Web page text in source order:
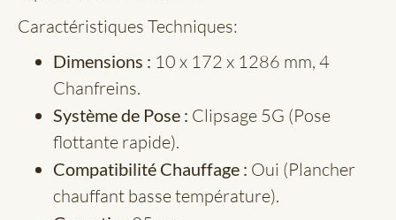
Caractéristiques Techniques:
Dimensions : 10 x 172 x 1286 mm, 4
Chanfreins.
Système de Pose : Clipsage 5G (Pose
flottante rapide).
Compatibilité Chauffage : Oui (Plancher
chauffant basse température).